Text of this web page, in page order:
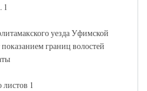
1
уезда Уфимской
границ волостей
листов 1